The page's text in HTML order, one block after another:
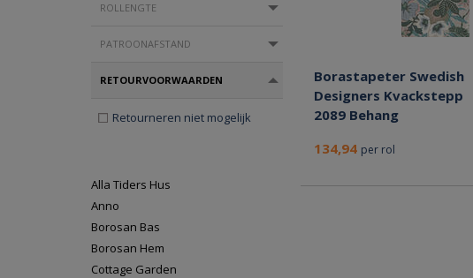
Borastapeter Swedish
Designers Kvackstepp
2089 Behang
134,94 per rol
ROLLENGTE
PATROONAFSTAND
RETOURVOORWAARDEN
Retourneren niet mogelijk
Alla Tiders Hus
Anno
Borosan Bas
Borosan Hem
Cottage Garden